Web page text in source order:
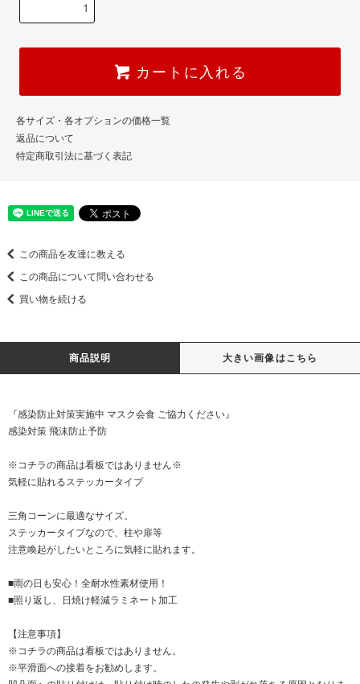
カートに入れる
各サイズ・各オプションの価格一覧
返品について
特定商取引法に基づく表記
この商品を友達に教える
この商品について問い合わせる
買い物を続ける
商品説明 大きい画像はこちら
『感染防止対策実施中 マスク会食 ご協力ください』
感染対策 飛沫防止予防
※コチラの商品は看板ではありません※
気軽に貼れるステッカータイプ
三角コーンに最適なサイズ。
ステッカータイプなので、柱や扉等
注意喚起がしたいところに気軽に貼れます。
■雨の日も安心！全耐水性素材使用！
■照り返し、日焼け軽減ラミネート加工
【注意事項】
※コチラの商品は看板ではありません。
※平滑面への接着をお勧めします。